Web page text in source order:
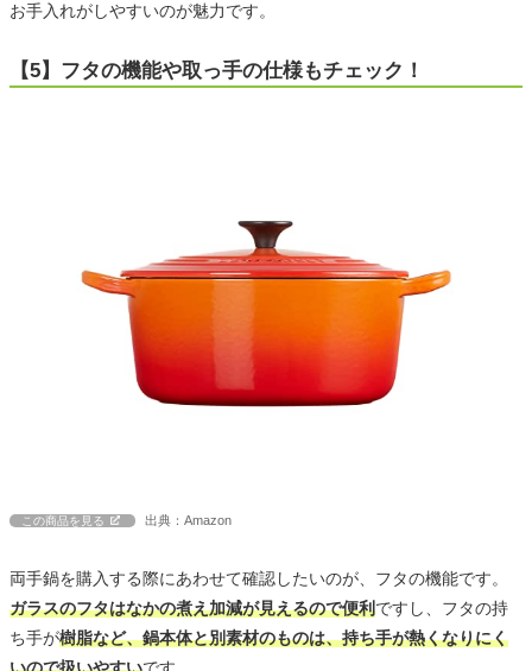
お手入れがしやすいのが魅力です。
【5】フタの機能や取っ手の仕様もチェック！
この商品を見る 出典：Amazon
両手鍋を購入する際にあわせて確認したいのが、フタの機能です。
ガラスのフタはなかの煮え加減が見えるので便利ですし、フタの持
ち手が樹脂など、鍋本体と別素材のものは、持ち手が熱くなりにく